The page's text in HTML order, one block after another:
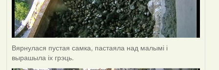
Вярнулася пустая самка, пастаяла над малымі і
вырашыла іх грэць.